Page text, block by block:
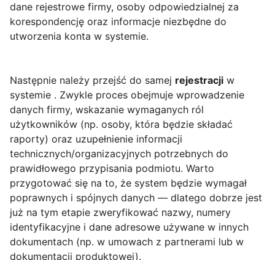
dane rejestrowe firmy, osoby odpowiedzialnej za
korespondencję oraz informacje niezbędne do
utworzenia konta w systemie.
Następnie należy przejść do samej rejestracji w
systemie . Zwykle proces obejmuje wprowadzenie
danych firmy, wskazanie wymaganych ról
użytkowników (np. osoby, która będzie składać
raporty) oraz uzupełnienie informacji
technicznych/organizacyjnych potrzebnych do
prawidłowego przypisania podmiotu. Warto
przygotować się na to, że system będzie wymagał
poprawnych i spójnych danych — dlatego dobrze jest
już na tym etapie zweryfikować nazwy, numery
identyfikacyjne i dane adresowe używane w innych
dokumentach (np. w umowach z partnerami lub w
dokumentacji produktowej).